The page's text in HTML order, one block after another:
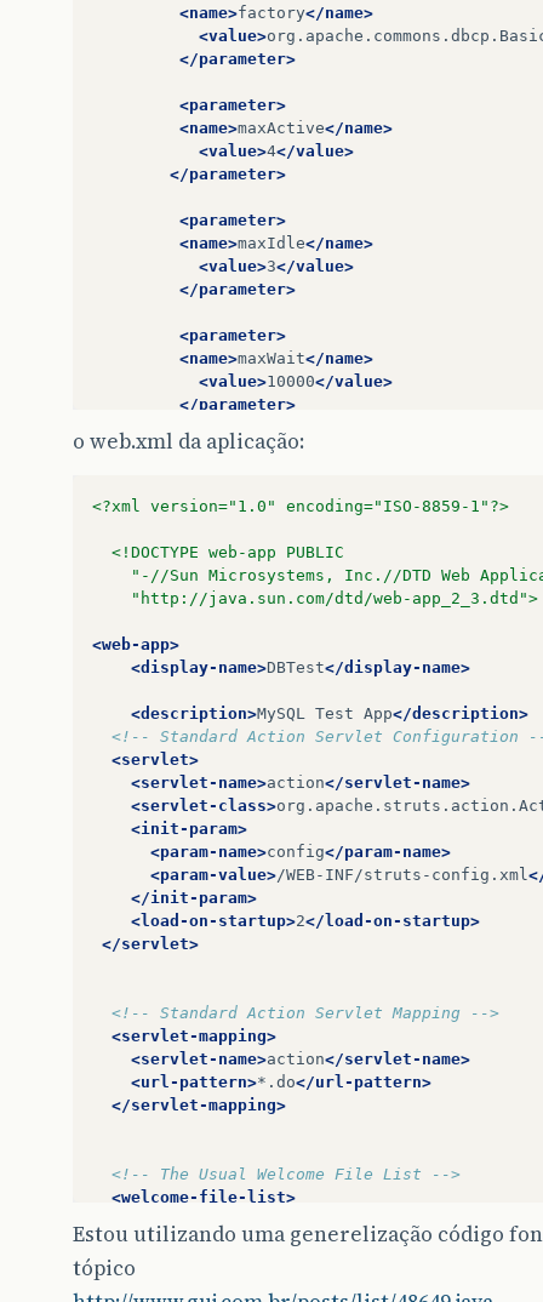
<name>factory</name>
<value>
</parameter>
<parameter>
<name>maxActive</name>
<value>4</value>
</parameter>
<parameter>
<name>maxIdle</name>
<value>3</value>
</parameter>
<parameter>
<name>maxWait</name>
<value>10000</value>
</parameter>
<parameter>
<value>
</value>
<parameter>
<name>
password
</name>
<value>
</value>
<parameter>
<name>
</name>
<value>
org.gjt.mm.mysql.Driver
</
<parameter>
</name>
<value>
jdbc:mysql://localhost:3306/
</parameter>
</ResourceParams>
</Context>
</Engine>
</Service>
</Server>
o web.xml da aplicação:
<?xml version="1.0" encoding="ISO-8859-1"?>
<!DOCTYPE web-app PUBLIC
"-//Sun Microsystems, Inc.//DTD Web
	"http://java.sun.com/dtd/web-app_2_3.dtd">
<web-app>
<display-name>DBTest</display-name>
<description>MySQL Test App</description>
<!-- Standard Action Servlet Configuration
<servlet>
<servlet-name>action</servlet-name>
<servlet-class>
<init-param>
<param-name>config</param-name>
<param-value>/WEB-INF/struts-config.xml
</init-param>
<load-on-startup>2</load-on-startup>
</servlet>
<!-- Standard Action Servlet Mapping -->
<servlet-mapping>
<servlet-name>action</servlet-name>
<url-pattern>*.do</url-pattern>
</servlet-mapping>
<!-- The Usual Welcome File List -->
<welcome-file-list>
<welcome-file>
</welcome-file>
</welcome-file-list>
<taglib>
Estou utilizando uma generelização código
tópico